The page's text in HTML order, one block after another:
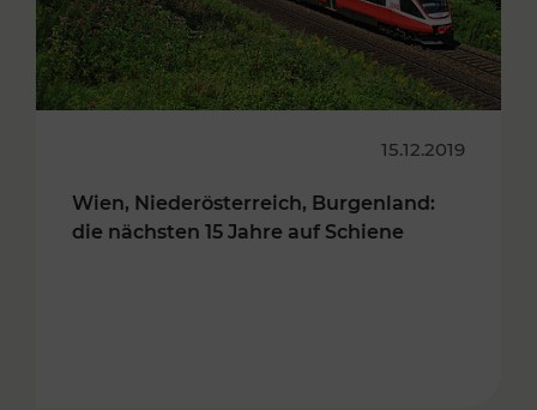
15.12.2019
Wien, Niederösterreich, Burgenland:
die nächsten 15 Jahre auf Schiene